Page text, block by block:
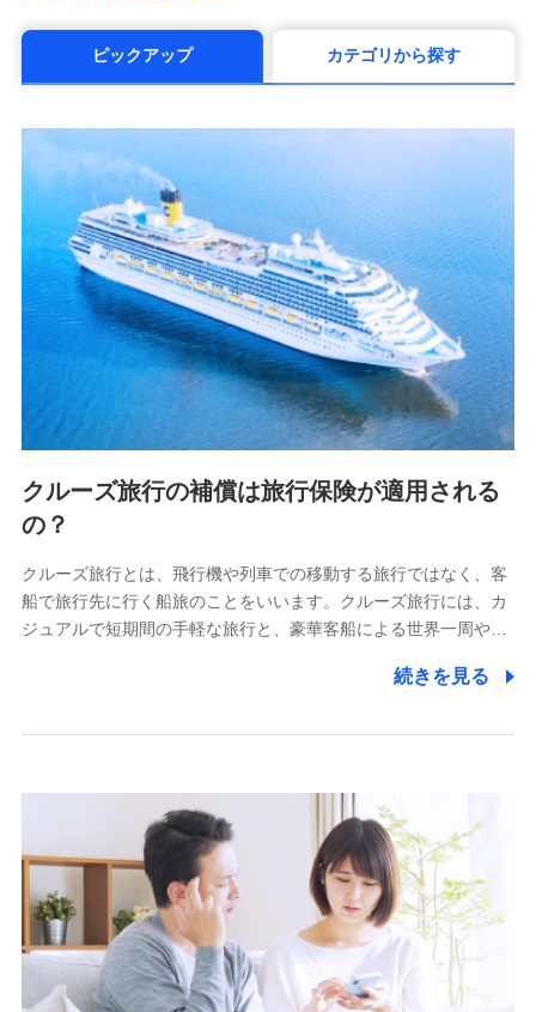
ピックアップ カテゴリから探す
クルーズ旅行の補償は旅行保険が適用される
の？
クルーズ旅行とは、飛行機や列車での移動する旅行ではなく、客
船で旅行先に行く船旅のことをいいます。クルーズ旅行には、カ
ジュアルで短期間の手軽な旅行と、豪華客船による世界一周や…
続きを見る